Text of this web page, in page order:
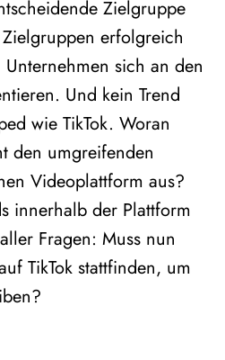
Zielgruppe
erfolgreich
sich an den
Und kein Trend
wie TikTok. Woran
den umgreifenden
Videoplattform aus?
innerhalb der Plattform
Fragen: Muss nun
TikTok stattfinden, um